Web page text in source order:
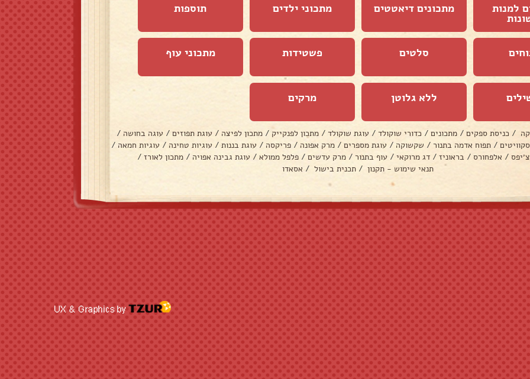
למנות מתכונים דיאטטים מתכוני ילדים תוספות
סלטים פשטידות מתכוני עוף
ללא גלוטן מרקים
/ כניסת ספקים / מתכונים / כדורי שוקולד / עוגת שוקולד / מתכון לפנקייק / מתכון לפיצה / עוגת תפוזים / עוגה בחושה /
/ תפוח אדמה בתנור / שקשוקה / עוגת מספרים / מרק אפונה / פריקסה / עוגת בננות / עוגיות טחינה / עוגיות חמאה /
/ אלפחורס / בראוניז / דג מרוקאי / עוף בתנור / מרק עדשים / פלפל ממולא / עוגת גבינה אפויה / מתכון לאורז /
תנאי שימוש - תקנון / תכנית בישול / אסאדו